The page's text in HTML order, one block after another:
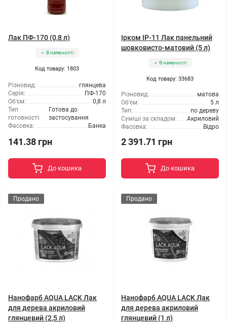
Лак ПФ-170 (0,8 л)
В наявності
Код товару: 1803
Різновид:
глянцева
Серія:
ПФ-170
Об'єм:
0,8 л
Тип
готовності:
Готова до
застосування
Фасовка:
Банка
141.38 грн
До кошика
Ірком ІР-11 Лак панельний
шовковисто-матовий (5 л)
В наявності
Код товару: 33683
Різновид:
матова
Об'єм:
5 л
Тип:
по дереву
Суміші за складом:
Акриловий
Фасовка:
Відро
2 391.71 грн
До кошика
Продано
Нанофарб AQUA LACK Лак
для дерева акриловий
глянцевий (2,5 л)
Продано
Нанофарб AQUA LACK Лак
для дерева акриловий
глянцевий (1 л)